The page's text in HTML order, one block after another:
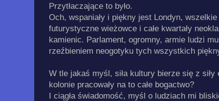
Przytłaczające to było.
Och, wspaniały i piękny jest Londyn,
futurystyczne wieżowce i całe kwartały
kamienic. Parlament, ogromny, armie ludzi
rzeźbieniem neogotyku tych wszystkich
W tle jakaś myśl, siła kultury bierze się z
kolonie pracowały na to całe bogactwo?
I ciągła świadomość, myśl o ludziach mi